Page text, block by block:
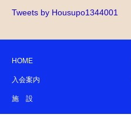
Tweets by Housupo1344001
HOME
入会案内
施 設